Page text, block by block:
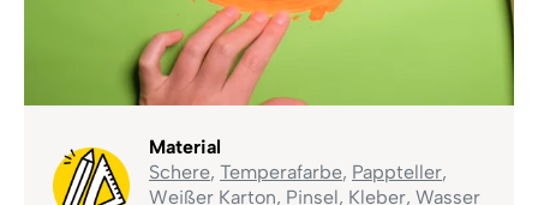
Material
Schere, Temperafarbe, Pappteller,
Weißer Karton, Pinsel, Kleber, Wasser